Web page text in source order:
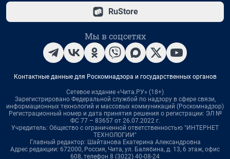
RuStore
Мы в соцсетях
Контактные данные для Роскомнадзора и государственных органов
Сетевое издание «Чита.РУ» (18+)
Зарегистрировано Федеральной службой по надзору в сфере связи,
информационных технологий и массовых коммуникаций (Роскомнадзор)
Регистрационный номер и дата принятия решения о регистрации: ЭЛ №
ФС 77 – 83657 от 26.07.2022 г.
Учредитель: Общество с ограниченной ответственностью "ИНТЕРНЕТ
ТЕХНОЛОГИИ"
Главный редактор: Шайтанова Екатерина Александровна
Адрес редакции: 672000, Россия, Чита, ул. Балябина, д. 13, 6 этаж, офис
608, телефон 8 (3022) 40-08-24